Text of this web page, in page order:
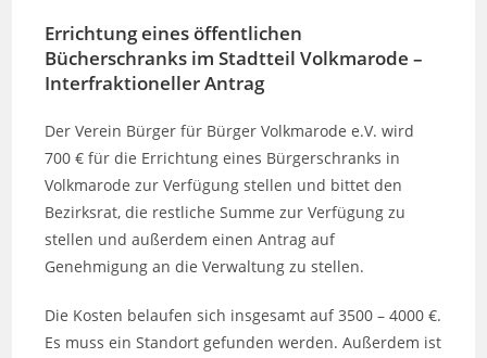
Errichtung eines öffentlichen
Bücherschranks im Stadtteil Volkmarode –
Interfraktioneller Antrag
Der Verein Bürger für Bürger Volkmarode e.V. wird
700 € für die Errichtung eines Bürgerschranks in
Volkmarode zur Verfügung stellen und bittet den
Bezirksrat, die restliche Summe zur Verfügung zu
stellen und außerdem einen Antrag auf
Genehmigung an die Verwaltung zu stellen.
Die Kosten belaufen sich insgesamt auf 3500 – 4000 €.
Es muss ein Standort gefunden werden. Außerdem ist